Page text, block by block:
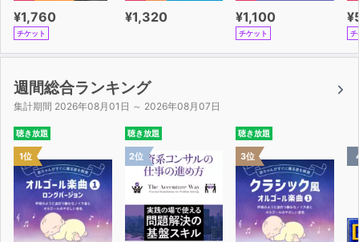
¥1,760
チケット
¥1,320 ¥1,100
チケット チ
週間総合ランキング
集計期間 2026年08月01日 ～ 2026年08月07日
聴き放題
1位
聴き放題
2位
聴き放題
3位